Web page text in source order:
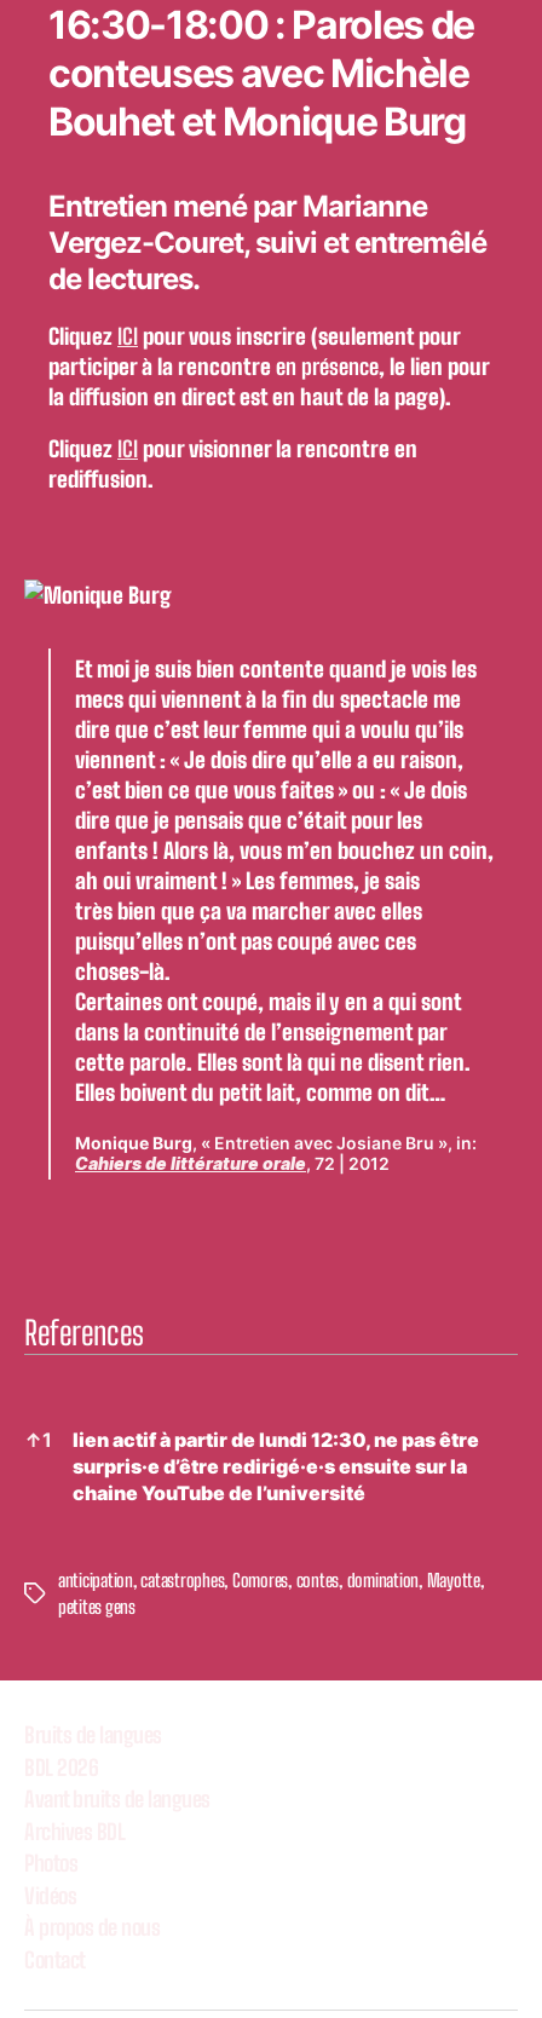
16:30-18:00 : Paroles de
conteuses avecMichèle
BouhetetMonique Burg
Entretien mené par Marianne
Vergez-Couret, suivi et entremêlé
de lectures.
Cliquez ICIpour vous inscrire (seulement pour
participer à la rencontreen présence, le lien pour
la diffusion en direct est en haut de la page).
Cliquez ICIpour visionner la rencontre en
rediffusion.
Et moi je suis bien contente quand je vois les
mecs qui viennent à la fin du spectacle me
dire que c’est leur femme qui a voulu qu’ils
viennent : « Je dois dire qu’elle a eu raison,
c’est bien ce que vous faites » ou : « Je dois
dire que je pensais que c’était pour les
enfants ! Alors là, vous m’en bouchez un coin,
ah oui vraiment ! » Les femmes, je sais
très bien que ça va marcher avec elles
puisqu’elles n’ont pas coupé avec ces
choses-là.
Certaines ont coupé, mais il y en a qui sont
dans la continuité de l’enseignement par
cette parole. Elles sont là qui ne disent rien.
Elles boivent du petit lait, comme on dit…
Monique Burg, « Entretien avec Josiane Bru », in:
Cahiers de littérature orale, 72 | 2012
References
↑1
lien actif à partir de lundi 12:30, ne pas être
surpris·e d’être redirigé·e·s ensuite sur la
chaine YouTube de l’université
Étiquettes
anticipation,catastrophes, Comores, contes, domination, Mayotte,
petites gens